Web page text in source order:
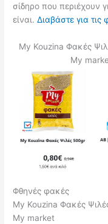
σίδηρο που περιέχουν
είναι.Διαβάστε για τις
My Kouzina Φακές
My
Φθηνές φακές
My Kouzina Φακές
My market